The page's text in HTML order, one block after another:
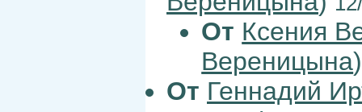
От Ксения
Вереницына
От Геннадий